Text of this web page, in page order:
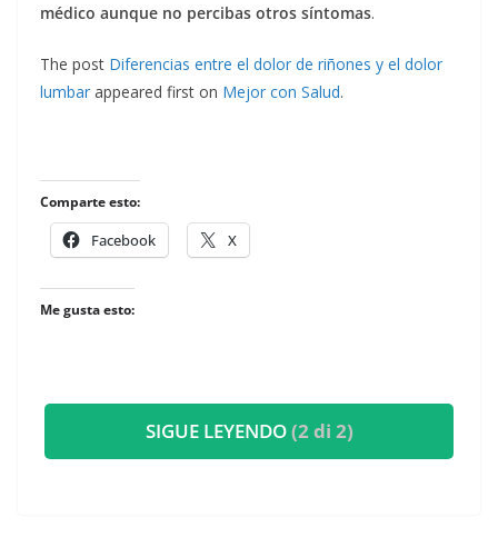
médico aunque no percibas otros síntomas.
The post Diferencias entre el dolor de riñones y el dolor
lumbar appeared first on Mejor con Salud.
Comparte esto:
Facebook X
Me gusta esto:
SIGUE LEYENDO(2 di 2)